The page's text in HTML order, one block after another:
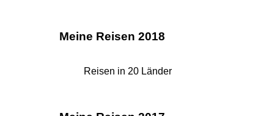
Meine Reisen 2018
Reisen in 20 Länder